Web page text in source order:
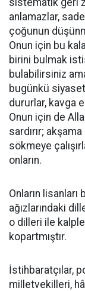
anlamazlar,
çoğunun
Onun için bu
birini bulmak
bulabilirsiniz
bugünkü
dururlar, kavga
Onun için de
sardırır;
sökmeye
onların.
Onların
ağızlarındaki
o dilleri ile
kopartmıştır.
İstihbaratçılar,
milletvekilleri,